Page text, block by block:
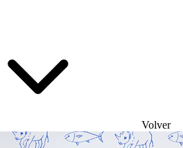
Volver